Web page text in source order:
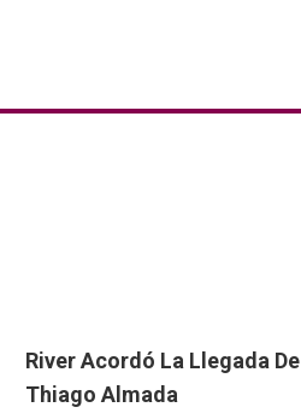
River Acordó La Llegada De
Thiago Almada